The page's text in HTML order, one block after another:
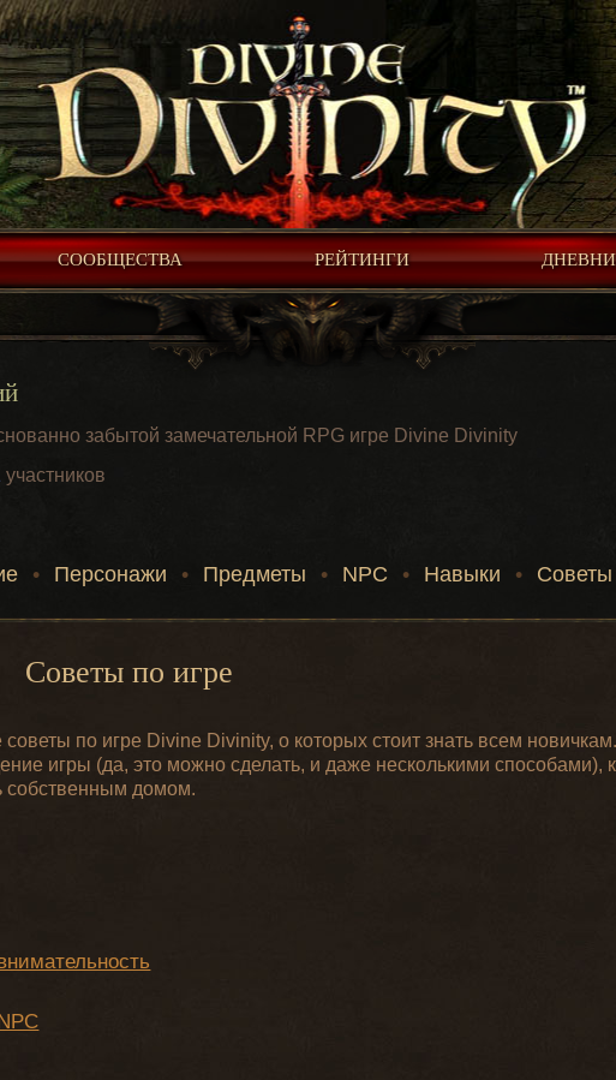
СООБЩЕСТВА РЕЙТИНГИ
забытой замечательной RPG игре Divine Divinity
участников
• Персонажи • Предметы • NPC • Навыки • Советы
Советы по игре
по игре Divine Divinity, о которых стоит знать всем новичкам.
игры (да, это можно сделать, и даже несколькими способами),
собственным домом.